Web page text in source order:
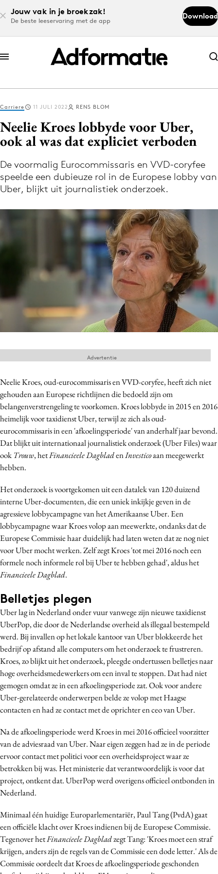
Jouw vak in je broekzak!
De beste leeservaring met de app
Download
Abonneer nu
Abonneer nu
Log in
Download de app
Volg het laatste nieuws via de Adformatie
Nieuws app
12 nov: MarketingLive!
Adverteren
Events
Opleidingen
Vacatures
Academy
Partners
Topics
Artificial Intelligence
Bureaus
Campagnes
Contentmarketing
Craft
Customer Experience
Data & Insights
Design
Digital transformation
Diversiteit
Effectiviteit
Gedragsverandering
Influencer marketing
Interne communicatie
Martech
Media
Merkstrategie
PR
Programmatic
Reputatie & crisis
Carriere 11 JULI 2022 RENS BLOM
Neelie Kroes lobbyde voor Uber,
ook al was dat expliciet verboden
De voormalig Eurocommissaris en VVD-coryfee
speelde een dubieuze rol in de Europese lobby van
Uber, blijkt uit journalistiek onderzoek.
Neelie Kroes, oud-eurocommissaris en VVD-coryfee, heeft zich niet
gehouden aan Europese richtlijnen die bedoeld zijn om
belangenverstrengeling te voorkomen. Kroes lobbyde in 2015 en 2016
heimelijk voor taxidienst Uber, terwijl ze zich als oud-
eurocommissaris in een 'afkoelingsperiode' van anderhalf jaar bevond.
Dat blijkt uit internationaal journalistiek onderzoek (Uber Files) waar
ook Trouw, hetFinancieele DagbladenInvesticoaan meegewerkt
hebben.
Het onderzoek is voortgekomen uit een datalek van 120 duizend
interne Uber-documenten, die een uniek inkijkje geven in de
agressieve lobbycampagne van het Amerikaanse Uber. Een
lobbycampagne waar Kroes volop aan meewerkte, ondanks dat de
Europese Commissie haar duidelijk had laten weten dat ze nog niet
voor Uber mocht werken. Zelf zegt Kroes 'tot mei 2016 noch een
formele noch informele rol bij Uber te hebben gehad', aldus het
Financieele Dagblad.
Belletjes plegen
Uber lag in Nederland onder vuur vanwege zijn nieuwe taxidienst
UberPop, die door de Nederlandse overheid als illegaal bestempeld
werd. Bij invallen op het lokale kantoor van Uber blokkeerde het
bedrijf op afstand alle computers om het onderzoek te frustreren.
Kroes, zo blijkt uit het onderzoek, pleegde ondertussen belletjes naar
hoge overheidsmedewerkers om een inval te stoppen. Dat had niet
gemogen omdat ze in een afkoelingsperiode zat. Ook voor andere
Uber-gerelateerde onderwerpen belde ze volop met Haagse
contacten en had ze contact met de oprichter en ceo van Uber.
Na de afkoelingsperiode werd Kroes in mei 2016 officieel voorzitter
van de adviesraad van Uber. Naar eigen zeggen had ze in de periode
ervoor contact met politici voor een overheidsproject waar ze
betrokken bij was. Het ministerie dat verantwoordelijk is voor dat
project, ontkent dat. UberPop werd overigens officieel ontbonden in
Nederland.
Minimaal één huidige Europarlementariër, Paul Tang (PvdA) gaat
een officiële klacht over Kroes indienen bij de Europese Commissie.
Tegenover hetFinancieele Dagbladzegt Tang: 'Kroes moet een straf
krijgen, anders zijn de regels van de Commissie een dode letter.' Als de
Commissie oordeelt dat Kroes de afkoelingsperiode geschonden
Advertentie